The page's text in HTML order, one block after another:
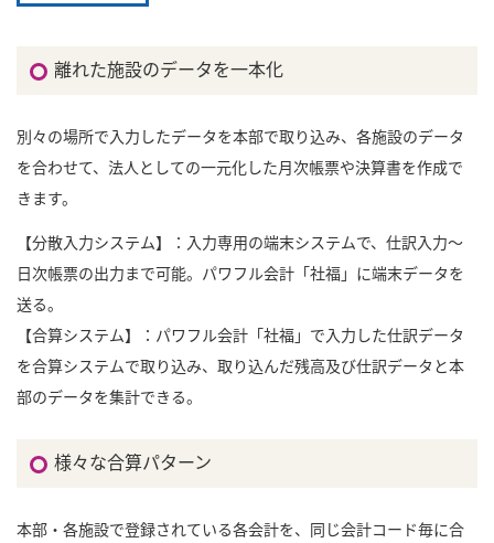
離れた施設のデータを一本化
別々の場所で入力したデータを本部で取り込み、各施設のデータ
を合わせて、法人としての一元化した月次帳票や決算書を作成で
きます。
【分散入力システム】：入力専用の端末システムで、仕訳入力～
日次帳票の出力まで可能。パワフル会計「社福」に端末データを
送る。
【合算システム】：パワフル会計「社福」で入力した仕訳データ
を合算システムで取り込み、取り込んだ残高及び仕訳データと本
部のデータを集計できる。
様々な合算パターン
本部・各施設で登録されている各会計を、同じ会計コード毎に合